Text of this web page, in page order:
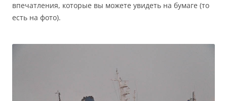
впечатления, которые вы можете увидеть на бумаге (то
есть на фото).